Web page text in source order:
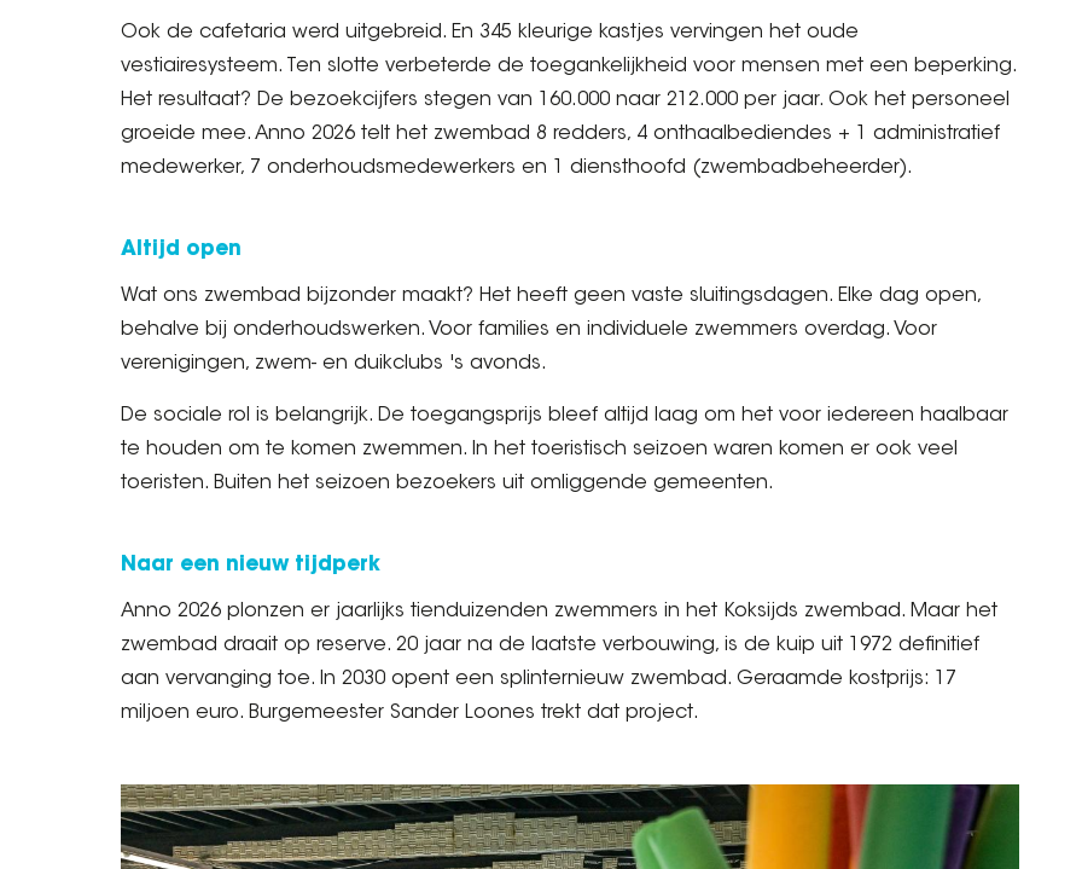
Ook de cafetaria werd uitgebreid. En 345 kleurige kastjes vervingen het oude
vestiairesysteem. Ten slotte verbeterde de toegankelijkheid voor mensen met een beperking.
Het resultaat? De bezoekcijfers stegen van 160.000 naar 212.000 per jaar. Ook het personeel
groeide mee. Anno 2026 telt het zwembad 8 redders, 4 onthaalbediendes + 1 administratief
medewerker, 7 onderhoudsmedewerkers en 1 diensthoofd (zwembadbeheerder).
Altijd open
Wat ons zwembad bijzonder maakt? Het heeft geen vaste sluitingsdagen. Elke dag open,
behalve bij onderhoudswerken. Voor families en individuele zwemmers overdag. Voor
verenigingen, zwem- en duikclubs 's avonds.
De sociale rol is belangrijk. De toegangsprijs bleef altijd laag om het voor iedereen haalbaar
te houden om te komen zwemmen. In het toeristisch seizoen waren komen er ook veel
toeristen. Buiten het seizoen bezoekers uit omliggende gemeenten.
Naar een nieuw tijdperk
Anno 2026 plonzen er jaarlijks tienduizenden zwemmers in het Koksijds zwembad. Maar het
zwembad draait op reserve. 20 jaar na de laatste verbouwing, is de kuip uit 1972 definitief
aan vervanging toe. In 2030 opent een splinternieuw zwembad. Geraamde kostprijs: 17
miljoen euro. Burgemeester Sander Loones trekt dat project.